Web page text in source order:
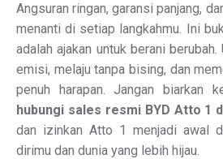
Angsuran ringan, garansi panjang,
menanti di setiap langkahmu. Ini
adalah ajakan untuk berani
emisi, melaju tanpa bising, dan
penuh harapan. Jangan biarkan
hubungi sales resmi BYD Atto 1
dan izinkan Atto 1 menjadi awal
dirimu dan dunia yang lebih hijau.